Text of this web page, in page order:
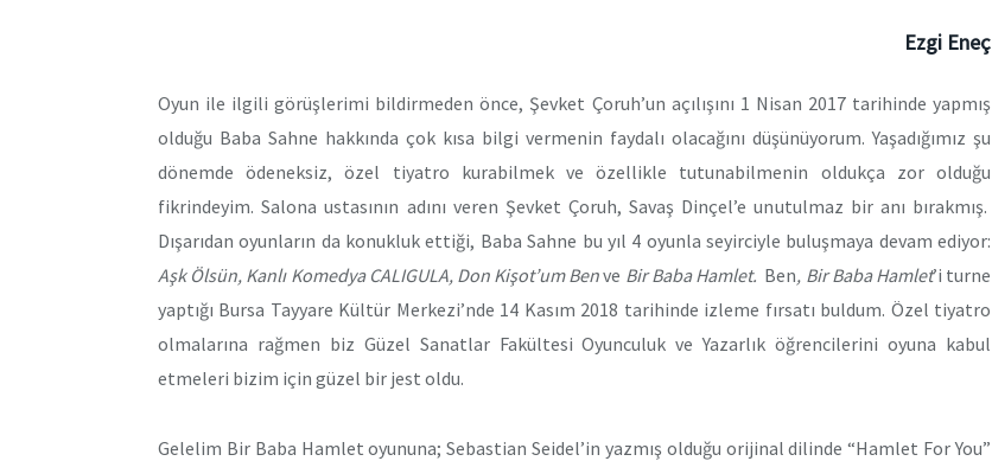
Ezgi Eneç
Oyun ile ilgili görüşlerimi bildirmeden önce, Şevket Çoruh’un açılışını 1 Nisan 2017 tarihinde yapmış
olduğu Baba Sahne hakkında çok kısa bilgi vermenin faydalı olacağını düşünüyorum. Yaşadığımız şu
dönemde ödeneksiz, özel tiyatro kurabilmek ve özellikle tutunabilmenin oldukça zor olduğu
fikrindeyim. Salona ustasının adını veren Şevket Çoruh, Savaş Dinçel’e unutulmaz bir anı bırakmış.
Dışarıdan oyunların da konukluk ettiği, Baba Sahne bu yıl 4 oyunla seyirciyle buluşmaya devam ediyor:
Aşk Ölsün, Kanlı Komedya CALIGULA, Don Kişot’um Benve Bir Baba Hamlet. Ben, Bir Baba Hamlet’i turne
yaptığı Bursa Tayyare Kültür Merkezi’nde 14 Kasım 2018 tarihinde izleme fırsatı buldum. Özel tiyatro
olmalarına rağmen biz Güzel Sanatlar Fakültesi Oyunculuk ve Yazarlık öğrencilerini oyuna kabul
etmeleri bizim için güzel bir jest oldu.
Gelelim Bir Baba Hamlet oyununa; Sebastian Seidel’in yazmış olduğu orijinal dilinde “Hamlet For You”